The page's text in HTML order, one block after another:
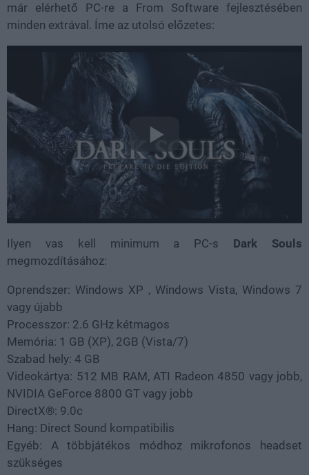
már elérhető PC-re a From Software fejlesztésében
minden extrával. Íme az utolsó előzetes:
Ilyen vas kell minimum a PC-s Dark Souls
megmozdításához:
Oprendszer: Windows XP , Windows Vista, Windows 7
vagy újabb
Processzor: 2.6 GHz kétmagos
Memória: 1 GB (XP), 2GB (Vista/7)
Szabad hely: 4 GB
Videokártya: 512 MB RAM, ATI Radeon 4850 vagy jobb,
NVIDIA GeForce 8800 GT vagy jobb
DirectX®: 9.0c
Hang: Direct Sound kompatibilis
Egyéb: A többjátékos módhoz mikrofonos headset
szükséges